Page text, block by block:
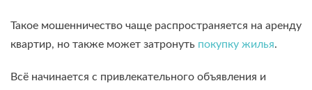
Такое мошенничество чаще распространяется на аренду
квартир, но также может затронуть покупку жилья.
Всё начинается с привлекательного объявления и